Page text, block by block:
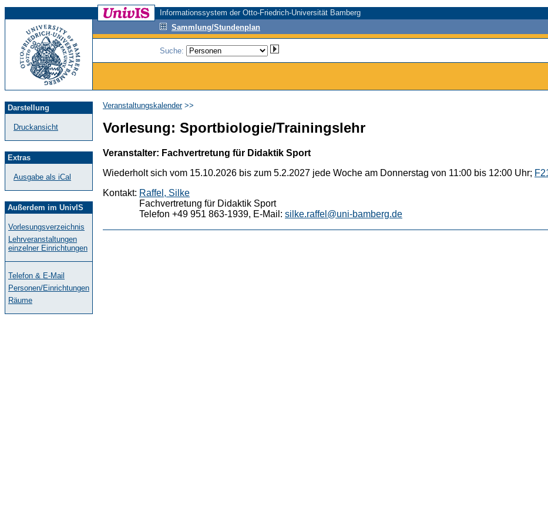
Informationssystem der Otto-Friedrich-Universität Bamberg
Sammlung/Stundenplan
Suche:
Darstellung
Druckansicht
Extras
Ausgabe als iCal
Außerdem im UnivIS
Vorlesungsverzeichnis
Lehrveranstaltungen
einzelner Einrichtungen
Telefon & E-Mail
Personen/Einrichtungen
Räume
Veranstaltungskalender>>
Vorlesung: Sportbiologie/Trainingslehr
Veranstalter: Fachvertretung für Didaktik Sport
Wiederholt sich vom 15.10.2026 bis zum 5.2.2027 jede Woche am Donnerstag von 11:00 bis 12:00 Uhr;
Kontakt: Raffel, Silke
Fachvertretung für Didaktik Sport
Telefon +49 951 863-1939, E-Mail: silke.raffel@uni-bamberg.de